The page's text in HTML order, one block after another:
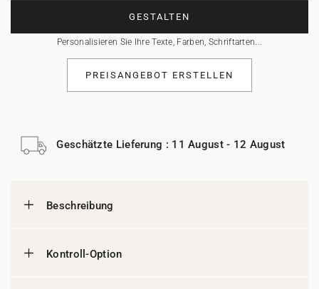
GESTALTEN
Personalisieren Sie Ihre Texte, Farben, Schriftarten...
PREISANGEBOT ERSTELLEN
Geschätzte Lieferung : 11 August - 12 August
Beschreibung
Kontroll-Option